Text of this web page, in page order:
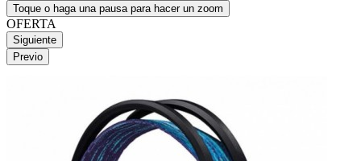
Toque o haga una pausa para hacer un zoom
OFERTA
Siguiente
Previo